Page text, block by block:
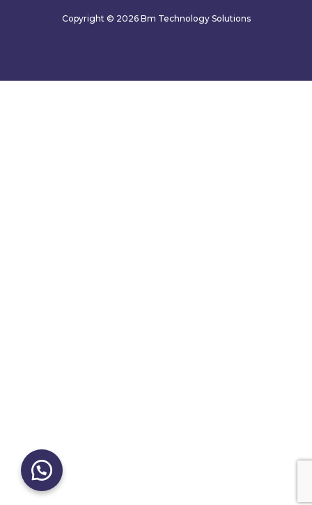
Copyright © 2026 Bm Technology Solutions